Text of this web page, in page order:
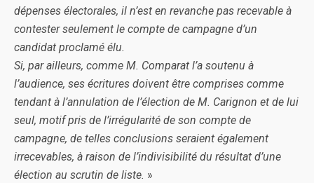
dépenses électorales, il n’est en revanche pas recevable à
contester seulement le compte de campagne d’un
candidat proclamé élu.
Si, par ailleurs, comme M. Comparat l’a soutenu à
l’audience, ses écritures doivent être comprises comme
tendant à l’annulation de l’élection de M. Carignon et de lui
seul, motif pris de l’irrégularité de son compte de
campagne, de telles conclusions seraient également
irrecevables, à raison de l’indivisibilité du résultat d’une
élection au scrutin de liste. »